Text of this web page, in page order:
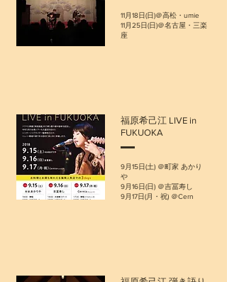
11月18日(日)＠高松・umie
11月25日(日)＠名古屋・三楽
座
福原希己江 LIVE in
FUKUOKA
9月15日(土) ＠町家 あかり
や
9月16日(日) ＠吉冨寿し
9月17日(月・祝) ＠Cern